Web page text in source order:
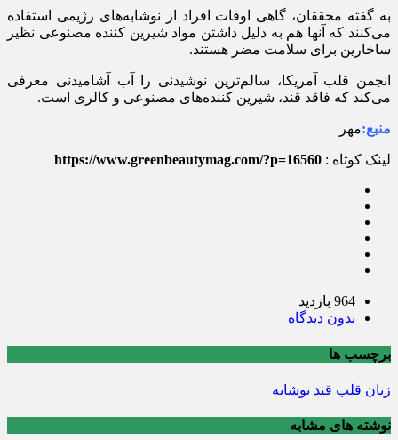
به گفته محققان، گاهی اوقات افراد از نوشابه‌های رژیمی استفاده
می‌کنند که آنها هم به دلیل داشتن مواد شیرین کننده مصنوعی نظیر
ساخارین برای سلامت مضر هستند.
انجمن قلب آمریکا، سالم‌ترین نوشیدنی را آب آشامیدنی معرفی
می‌کند که فاقد قند، شیرین کننده‌های مصنوعی و کالری است.
منبع:مهر
لینک کوتاه : https://www.greenbeautymag.com/?p=16560
964 بازدید
بدون دیدگاه
برچسب ها
زنان قلب قند نوشابه
نوشته های مشابه